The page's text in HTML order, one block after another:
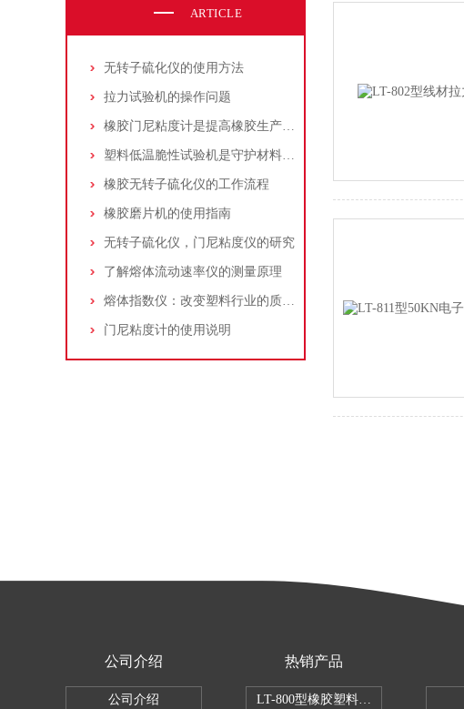
ARTICLE
无转子硫化仪的使用方法
拉力试验机的操作问题
橡胶门尼粘度计是提高橡胶生产质量的有效工具
塑料低温脆性试验机是守护材料低温性能的“冷峻哨兵”
橡胶无转子硫化仪的工作流程
橡胶磨片机的使用指南
无转子硫化仪，门尼粘度仪的研究
了解熔体流动速率仪的测量原理
熔体指数仪：改变塑料行业的质量控制游戏
门尼粘度计的使用说明
公司介绍
公司介绍
热销产品
LT-800型橡胶塑料拉伸试验机